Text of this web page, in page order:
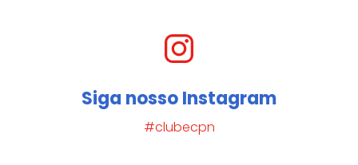
Siga nosso Instagram
#clubecpn